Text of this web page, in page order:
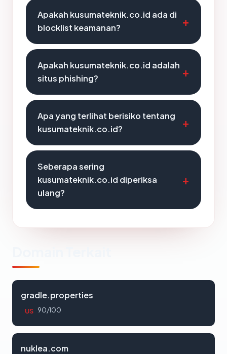
Apakah kusumateknik.co.id ada di
blocklist keamanan?
Apakah kusumateknik.co.id adalah
situs phishing?
Apa yang terlihat berisiko tentang
kusumateknik.co.id?
Seberapa sering
kusumateknik.co.id diperiksa
ulang?
gradle.properties
US 90/100
nuklea.com